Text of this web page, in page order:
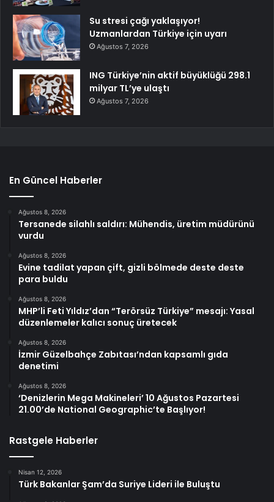
Su stresi çağı yaklaşıyor!
Uzmanlardan Türkiye için uyarı
Ağustos 7, 2026
ING Türkiye’nin aktif büyüklüğü 298.1
milyar TL’ye ulaştı
Ağustos 7, 2026
En Güncel Haberler
Ağustos 8, 2026
Tersanede silahlı saldırı: Mühendis, üretim müdürünü
vurdu
Ağustos 8, 2026
Evine tadilat yapan çift, gizli bölmede deste deste
para buldu
Ağustos 8, 2026
MHP’li Feti Yıldız’dan “Terörsüz Türkiye” mesajı: Yasal
düzenlemeler kalıcı sonuç üretecek
Ağustos 8, 2026
İzmir Güzelbahçe Zabıtası’ndan kapsamlı gıda
denetimi
Ağustos 8, 2026
‘Denizlerin Mega Makineleri’ 10 Ağustos Pazartesi
21.00’de National Geographic’te Başlıyor!
Rastgele Haberler
Nisan 12, 2026
Türk Bakanlar Şam’da Suriye Lideri ile Buluştu